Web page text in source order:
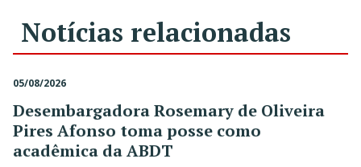
Notícias relacionadas
05/08/2026
Desembargadora Rosemary de Oliveira
Pires Afonso toma posse como
acadêmica da ABDT